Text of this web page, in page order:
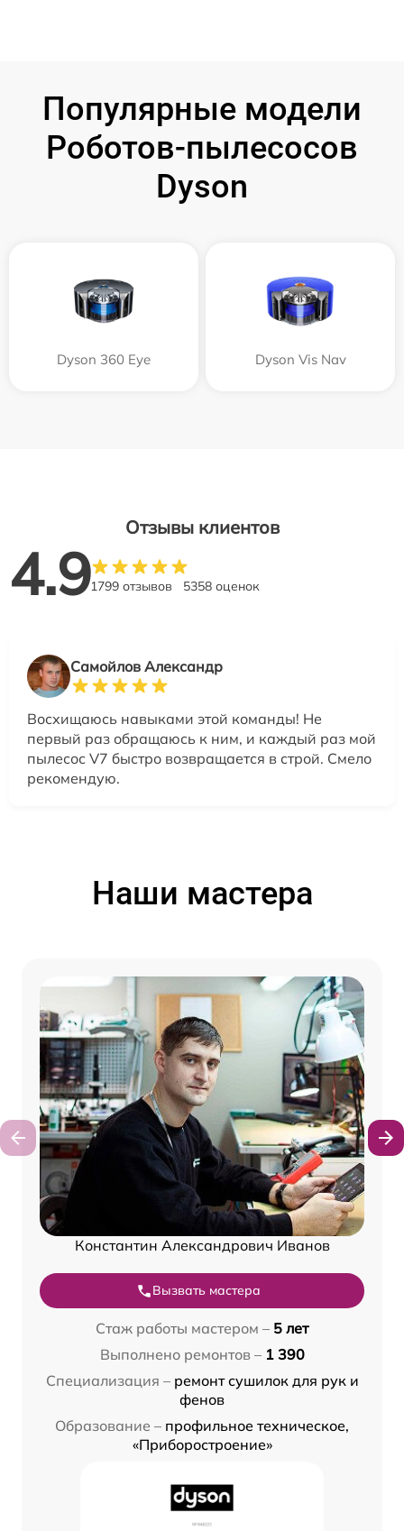
Популярные модели
Роботов-пылесосов
Dyson
Dyson 360 Eye Dyson Vis Nav
Отзывы клиентов
4.91799 отзывов 5358 оценок
Самойлов Александр
Восхищаюсь навыками этой команды! Не
первый раз обращаюсь к ним, и каждый раз мой
пылесос V7 быстро возвращается в строй. Смело
рекомендую.
Наши мастера
Константин Александрович Иванов
Вызвать мастера
Стаж работы мастером – 5 лет
Выполнено ремонтов – 1 390
Специализация – ремонт сушилок для рук и
фенов
Образование – профильное техническое,
«Приборостроение»